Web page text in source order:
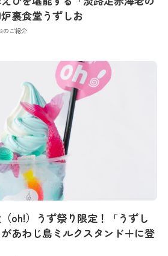
コンテンツ
アクセス
館内のご案内
カレンダー
問い合わせ
裏食堂うずしお
のご紹介
（oh!）うず祭り限定！「うずし
あわじ島ミルクスタンド＋に登